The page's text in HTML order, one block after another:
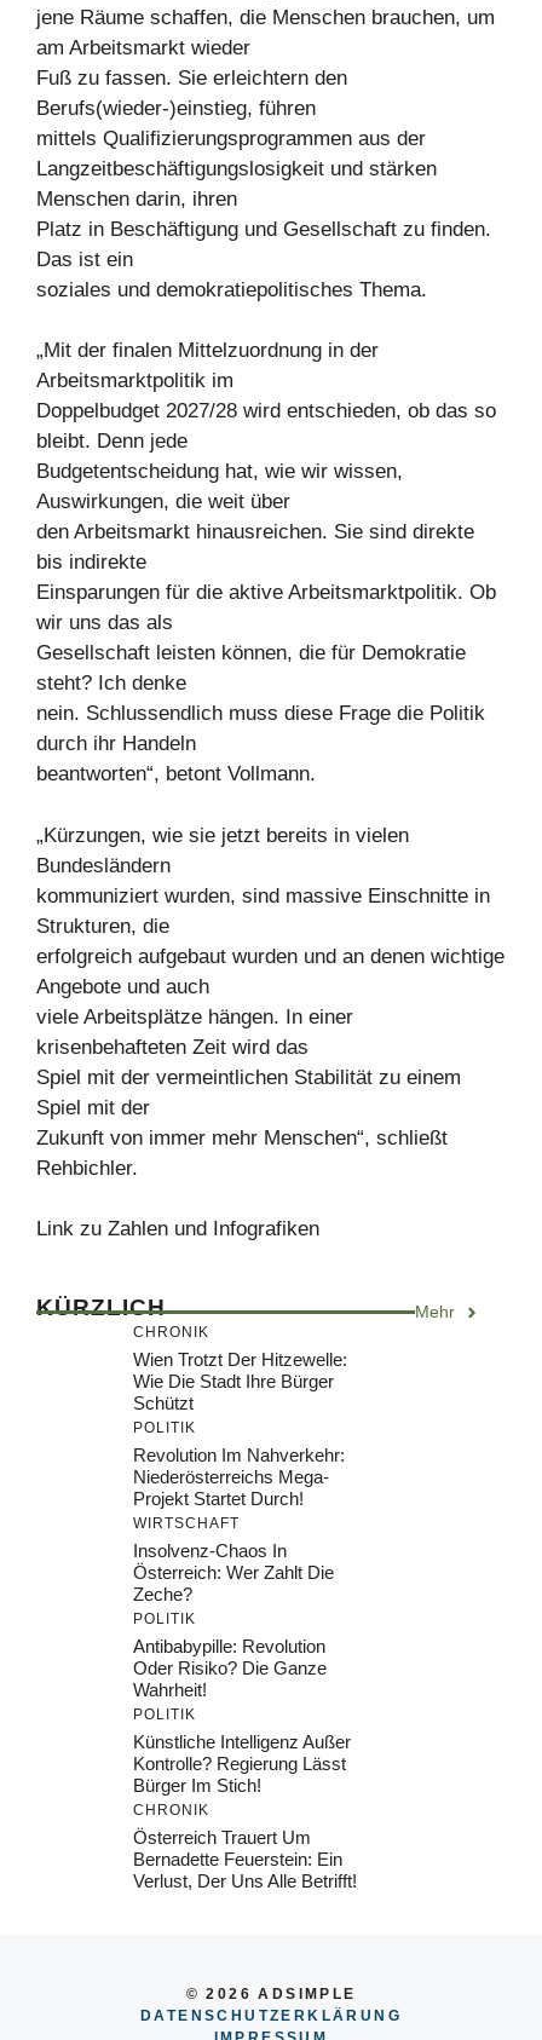
jene Räume schaffen, die Menschen brauchen, um
am Arbeitsmarkt wieder
Fuß zu fassen. Sie erleichtern den
Berufs(wieder-)einstieg, führen
mittels Qualifizierungsprogrammen aus der
Langzeitbeschäftigungslosigkeit und stärken
Menschen darin, ihren
Platz in Beschäftigung und Gesellschaft zu finden.
Das ist ein
soziales und demokratiepolitisches Thema.
„Mit der finalen Mittelzuordnung in der
Arbeitsmarktpolitik im
Doppelbudget 2027/28 wird entschieden, ob das so
bleibt. Denn jede
Budgetentscheidung hat, wie wir wissen,
Auswirkungen, die weit über
den Arbeitsmarkt hinausreichen. Sie sind direkte
bis indirekte
Einsparungen für die aktive Arbeitsmarktpolitik. Ob
wir uns das als
Gesellschaft leisten können, die für Demokratie
steht? Ich denke
nein. Schlussendlich muss diese Frage die Politik
durch ihr Handeln
beantworten“, betont Vollmann.
„Kürzungen, wie sie jetzt bereits in vielen
Bundesländern
kommuniziert wurden, sind massive Einschnitte in
Strukturen, die
erfolgreich aufgebaut wurden und an denen wichtige
Angebote und auch
viele Arbeitsplätze hängen. In einer
krisenbehafteten Zeit wird das
Spiel mit der vermeintlichen Stabilität zu einem
Spiel mit der
Zukunft von immer mehr Menschen“, schließt
Rehbichler.
Link zu Zahlen und Infografiken
KÜRZLICH Mehr
CHRONIK
Wien Trotzt Der Hitzewelle:
Wie Die Stadt Ihre Bürger
Schützt
POLITIK
Revolution Im Nahverkehr:
Niederösterreichs Mega-
Projekt Startet Durch!
WIRTSCHAFT
Insolvenz-Chaos In
Österreich: Wer Zahlt Die
Zeche?
POLITIK
Antibabypille: Revolution
Oder Risiko? Die Ganze
Wahrheit!
POLITIK
Künstliche Intelligenz Außer
Kontrolle? Regierung Lässt
Bürger Im Stich!
CHRONIK
Österreich Trauert Um
Bernadette Feuerstein: Ein
Verlust, Der Uns Alle Betrifft!
© 2026 ADSIMPLE
DATENSCHUTZERKLÄRUNG